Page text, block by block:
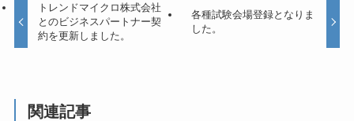
トレンドマイクロ株式会社
とのビジネスパートナー契
約を更新しました。
各種試験会場登録となりま
した。
関連記事